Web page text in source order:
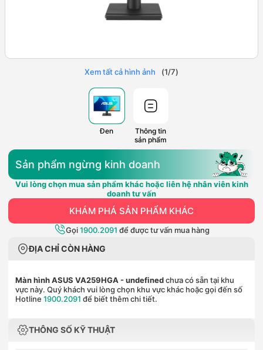
Xem tất cả hình ảnh (1/7)
Đen
Thông tin
sản phẩm
Sản phẩm ngừng kinh doanh
Vui lòng chọn mua sản phẩm khác hoặc liên hệ nhân viên kinh
doanh tư vấn
KHÁM PHÁ SẢN PHẨM KHÁC
Gọi1900.2091 để được tư vấn mua hàng
ĐỊA CHỈ CÒN HÀNG
Màn hình ASUS VA259HGA - undefinedchưa có sẵn tại khu
vực này. Quý khách vui lòng chọn khu vực khác hoặc gọi đến số
Hotline 1900.2091 để biết thêm chi tiết.
THÔNG SỐ KỸ THUẬT